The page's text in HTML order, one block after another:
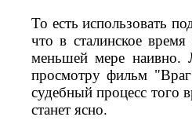
То есть использовать
что в сталинское
меньшей мере наивно.
просмотру фильм
судебный процесс того
станет ясно.